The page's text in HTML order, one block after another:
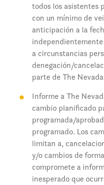
todos los asistentes
con un mínimo de
anticipación a la
a circunstancias
denegación/
parte de The
Informe a The
cambio planificado
programada/
programado. Los
limitan a,
y/o cambios de
compromete a
inesperado que